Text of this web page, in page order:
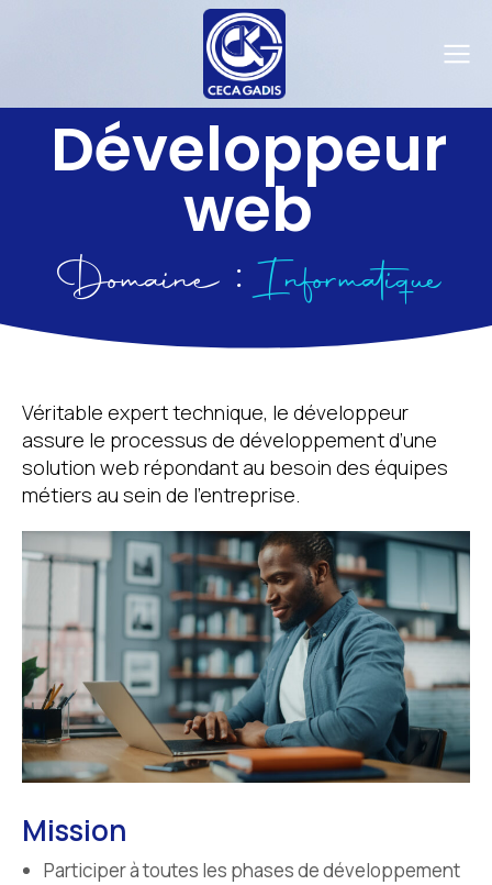
Développeur
web
Domaine :Informatique
Véritable expert technique, le développeur
assure le processus de développement d’une
solution web répondant au besoin des équipes
métiers au sein de l’entreprise.
Mission
Participer à toutes les phases de développement